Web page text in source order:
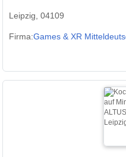
Leipzig, 04109
Firma:Games & XR